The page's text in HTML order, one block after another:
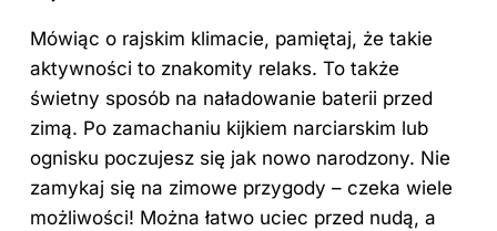
Mówiąc o rajskim klimacie, pamiętaj, że takie
aktywności to znakomity relaks. To także
świetny sposób na naładowanie baterii przed
zimą. Po zamachaniu kijkiem narciarskim lub
ognisku poczujesz się jak nowo narodzony. Nie
zamykaj się na zimowe przygody – czeka wiele
możliwości! Można łatwo uciec przed nudą, a